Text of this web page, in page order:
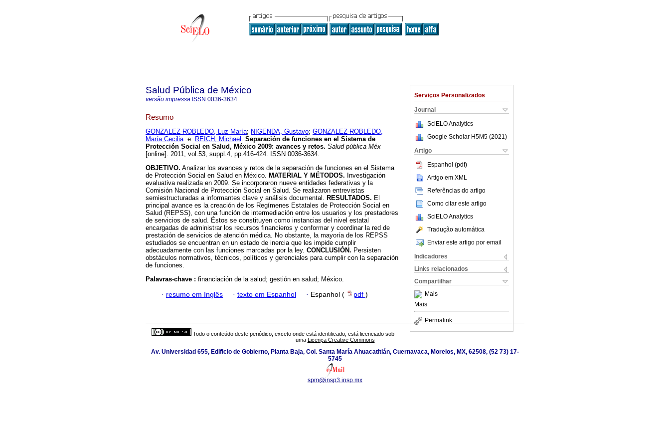
Serviços Personalizados
Journal
SciELO Analytics
Google Scholar H5M5 (2021 )
Artigo
Espanhol (pdf)
Artigo em XML
Referências do artigo
Como citar este artigo
SciELO Analytics
Tradução automática
Enviar este artigo por email
Indicadores
Links relacionados
Compartilhar
Mais
Mais
Permalink
Salud Pública de México
versão impressa ISSN 0036-3634
Resumo
GONZALEZ-ROBLEDO, Luz María; NIGENDA, Gustavo; GONZALEZ-ROBLEDO,
María Ceciliae REICH, Michael . Separación de funciones en el Sistema de
Protección Social en Salud, México 2009: avances y retos. Salud pública Méx
[online]. 2011, vol.53, suppl.4, pp.416-424. ISSN 0036-3634.
OBJETIVO. Analizar los avances y retos de la separación de funciones en el Sistema
de Protección Social en Salud en México. MATERIAL Y MÉTODOS. Investigación
evaluativa realizada en 2009. Se incorporaron nueve entidades federativas y la
Comisión Nacional de Protección Social en Salud. Se realizaron entrevistas
semiestructuradas a informantes clave y análisis documental. RESULTADOS. El
principal avance es la creación de los Regímenes Estatales de Protección Social en
Salud (REPSS), con una función de intermediación entre los usuarios y los prestadores
de servicios de salud. Éstos se constituyen como instancias del nivel estatal
encargadas de administrar los recursos financieros y conformar y coordinar la red de
prestación de servicios de atención médica. No obstante, la mayoría de los REPSS
estudiados se encuentran en un estado de inercia que les impide cumplir
adecuadamente con las funciones marcadas por la ley. CONCLUSIÓN. Persisten
obstáculos normativos, técnicos, políticos y gerenciales para cumplir con la separación
de funciones.
Palavras-chave : financiación de la salud; gestión en salud; México.
· resumo em Inglês · texto em Espanhol · Espanhol ( pdf )
Todo o conteúdo deste periódico, exceto onde está identificado, está licenciado sob
uma Licença Creative Commons
Av. Universidad 655, Edificio de Gobierno, Planta Baja, Col. Santa María Ahuacatitlán, Cuernavaca, Morelos, MX, 62508, (52 73) 17-
5745
spm@insp3.insp.mx